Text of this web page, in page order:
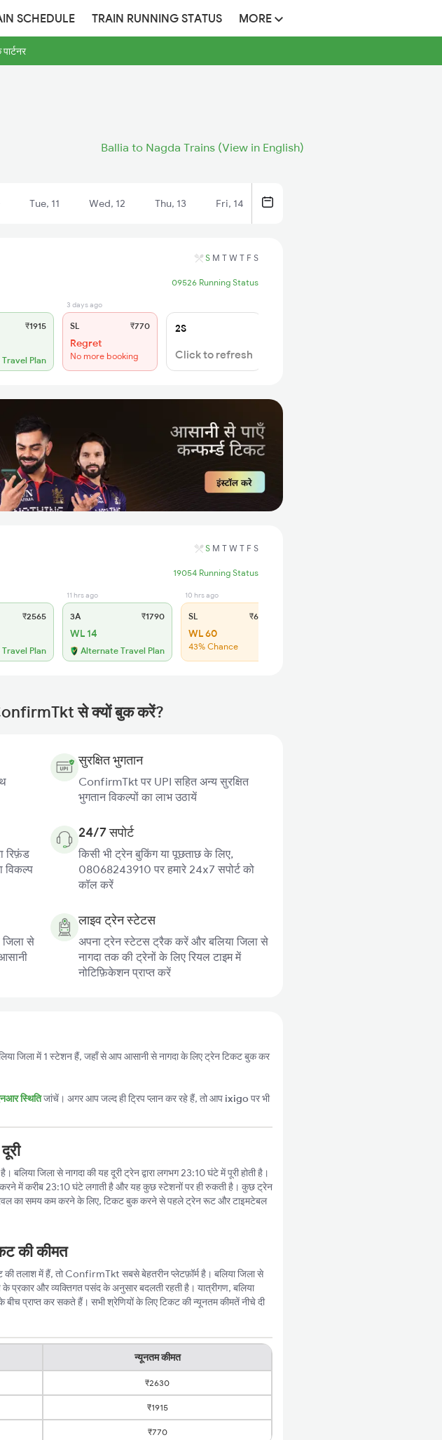
SCHEDULE TRAIN RUNNING STATUS MORE
Ballia to Nagda Trains (View in English)
Tue, 11 Wed, 12 Thu, 13 Fri, 14
S M T W T F S
09526 Running Status
₹1915
Plan
3 days ago
SL ₹770
Regret
No more booking
2S
Click to refresh
S M T W T F S
19054 Running Status
₹2565
Plan
11 hrs ago
3A ₹1790
WL 14
Alternate Travel Plan
10 hrs ago
SL ₹695
WL 60
43% Chance
से क्यों बुक करें?
सुरक्षित भुगतान
ConfirmTkt पर UPI सहित अन्य सुरक्षित
भुगतान विकल्पों का लाभ उठायें
रिफ़ंड
विकल्प
24/7 सपोर्ट
किसी भी ट्रेन बुकिंग या पूछताछ के लिए,
08068243910 पर हमारे 24x7 सपोर्ट को
कॉल करें
जिला से
लाइव ट्रेन स्टेटस
अपना ट्रेन स्टेटस ट्रैक करें और बलिया जिला से
नागदा तक की ट्रेनों के लिए रियल टाइम में
नोटिफ़िकेशन प्राप्त करें
जिला में 1 स्टेशन हैं, जहाँ से आप आसानी से नागदा के लिए ट्रेन टिकट बुक कर
स्थितिजांचें। अगर आप जल्द ही ट्रिप प्लान कर रहे हैं, तो आप ixigoपर भी
बलिया जिला से नागदा की यह दूरी ट्रेन द्वारा लगभग 23:10 घंटे में पूरी होती है।
में करीब 23:10 घंटे लगाती है और यह कुछ स्टेशनों पर ही रुकती है। कुछ ट्रेन
का समय कम करने के लिए, टिकट बुक करने से पहले ट्रेन रूट और टाइमटेबल
की कीमत
की तलाश में हैं, तो ConfirmTkt सबसे बेहतरीन प्लेटफ़ॉर्म है। बलिया जिला से
प्रकार और व्यक्तिगत पसंद के अनुसार बदलती रहती है। यात्रीगण, बलिया
प्राप्त कर सकते हैं। सभी श्रेणियों के लिए टिकट की न्यूनतम कीमतें नीचे दी
न्यूनतम कीमत
₹2630
₹1915
₹770